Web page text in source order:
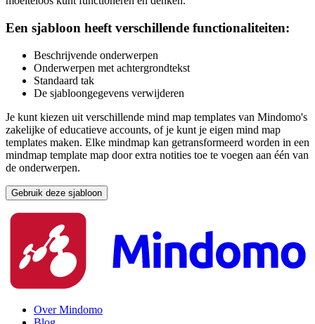
Een sjabloon heeft verschillende functionaliteiten:
Beschrijvende onderwerpen
Onderwerpen met achtergrondtekst
Standaard tak
De sjabloongegevens verwijderen
Je kunt kiezen uit verschillende mind map templates van Mindomo's
zakelijke of educatieve accounts, of je kunt je eigen mind map
templates maken. Elke mindmap kan getransformeerd worden in een
mindmap template map door extra notities toe te voegen aan één van
de onderwerpen.
Gebruik deze sjabloon
Over Mindomo